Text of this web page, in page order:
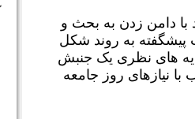
دامن زدن به بحث و
پیشگفته به روند شکل
های نظری يک جنبش
نيازهای روز جامعه